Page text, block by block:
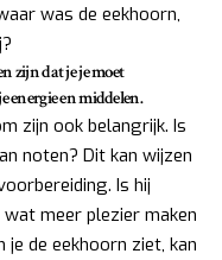
was de eekhoorn,
zijn dat je je moet
energie en middelen.
zijn ook belangrijk. Is
noten? Dit kan wijzen
Is hij
meer plezier maken
de eekhoorn ziet, kan